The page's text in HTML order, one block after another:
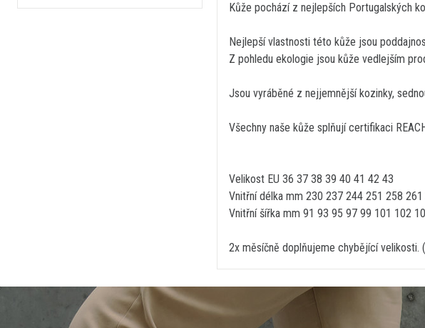
Kůže pochází z nejlepších Portugalských
Nejlepší vlastnosti této kůže jsou
Z pohledu ekologie jsou kůže vedlejším
Jsou vyráběné z nejjemnější kozinky,
Všechny naše kůže splňují certifikaci
Velikost EU 36 37 38 39 40 41 42 43
Vnitřní délka mm 230 237 244 251 258 261
Vnitřní šířka mm 91 93 95 97 99 101 102
2x měsíčně doplňujeme chybějící